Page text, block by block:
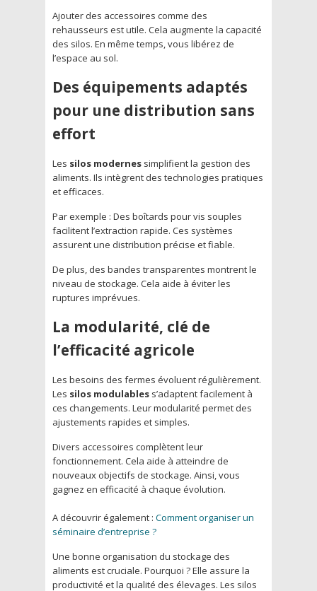
Ajouter des accessoires comme des
rehausseurs est utile. Cela augmente la capacité
des silos. En même temps, vous libérez de
l’espace au sol.
Des équipements adaptés
pour une distribution sans
effort
Les silos modernes simplifient la gestion des
aliments. Ils intègrent des technologies pratiques
et efficaces.
Par exemple : Des boîtards pour vis souples
facilitent l’extraction rapide. Ces systèmes
assurent une distribution précise et fiable.
De plus, des bandes transparentes montrent le
niveau de stockage. Cela aide à éviter les
ruptures imprévues.
La modularité, clé de
l’efficacité agricole
Les besoins des fermes évoluent régulièrement.
Les silos modulables s’adaptent facilement à
ces changements. Leur modularité permet des
ajustements rapides et simples.
Divers accessoires complètent leur
fonctionnement. Cela aide à atteindre de
nouveaux objectifs de stockage. Ainsi, vous
gagnez en efficacité à chaque évolution.
A découvrir également : Comment organiser un
séminaire d’entreprise ?
Une bonne organisation du stockage des
aliments est cruciale. Pourquoi ? Elle assure la
productivité et la qualité des élevages. Les silos